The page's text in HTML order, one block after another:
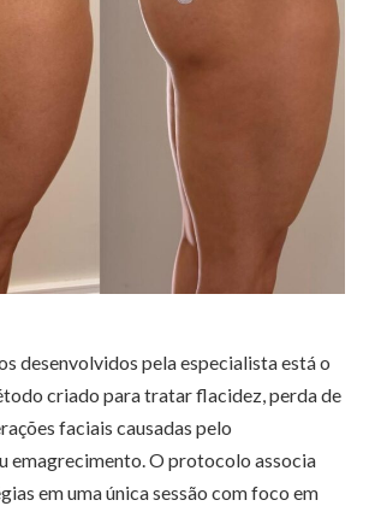
desenvolvidos pela especialista está o
criado para tratar flacidez, perda de
faciais causadas pelo
emagrecimento. O protocolo associa
em uma única sessão com foco em